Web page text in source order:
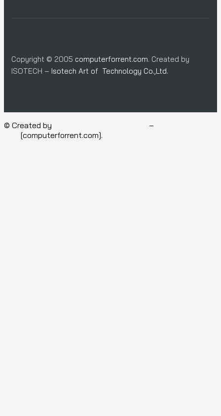
Copyright © 2005 computerforrent.com. Created by
ISOTECH – Isotech Art of Technology Co.,Ltd.
© Created by –
[computerforrent.com].